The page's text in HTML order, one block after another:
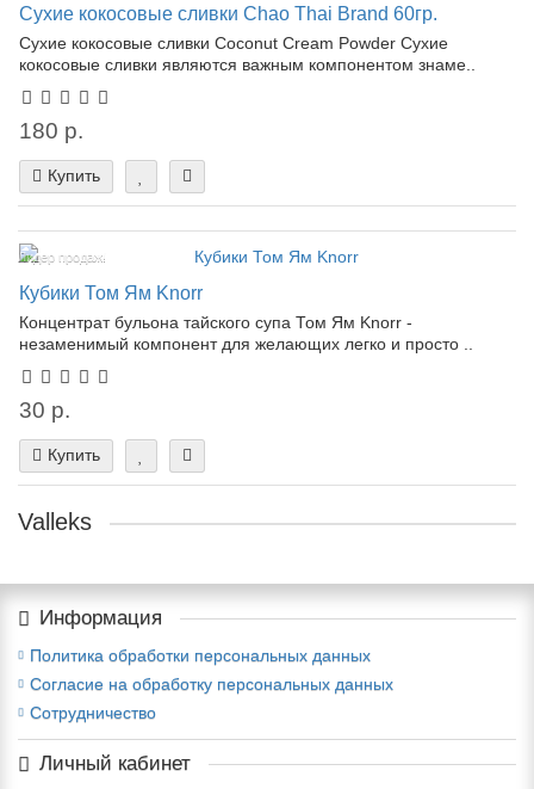
Сухие кокосовые сливки Chao Thai Brand 60гр.
Сухие кокосовые сливки Coconut Cream Powder Cухие
кокосовые сливки являются важным компонентом знаме..
180 р.
Купить
Лидер продаж!
Кубики Том Ям Knorr
Концентрат бульона тайского супа Том Ям Knorr -
незаменимый компонент для желающих легко и просто ..
30 р.
Купить
Valleks
Информация
Политика обработки персональных данных
Согласие на обработку персональных данных
Сотрудничество
Личный кабинет